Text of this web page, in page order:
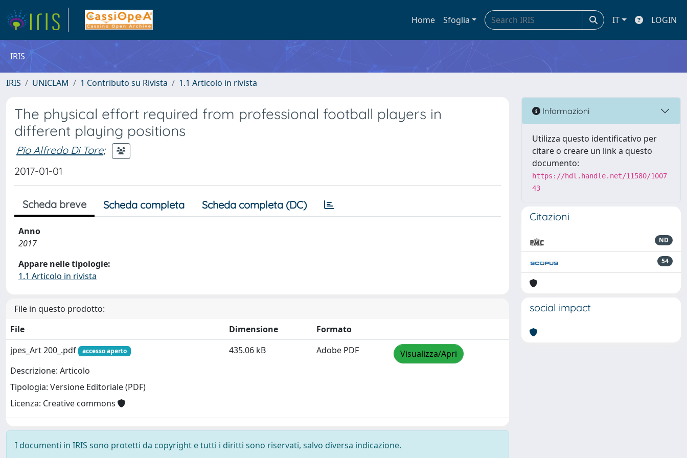
Home Sfoglia IT LOGIN
IRIS
IRIS UNICLAM 1 Contributo su Rivista 1.1 Articolo in rivista
The physical effort required from professional football players in
different playing positions
Pio Alfredo Di Tore;
2017-01-01
Scheda breve Scheda completa Scheda completa (DC)
Anno
2017
Appare nelle tipologie:
1.1 Articolo in rivista
File in questo prodotto:
File
Dimensione
Formato
jpes_Art 200_.pdf
accesso aperto
Descrizione: Articolo
Tipologia: Versione Editoriale (PDF)
Licenza: Creative commons
435.06 kB Adobe PDF Visualizza/Apri
I documenti in IRIS sono protetti da copyright e tutti i diritti sono riservati, salvo diversa indicazione.
Informazioni
Utilizza questo identificativo per
citare o creare un link a questo
documento:
https://hdl.handle.net/11580/1007
43
Citazioni
ND
54
social impact